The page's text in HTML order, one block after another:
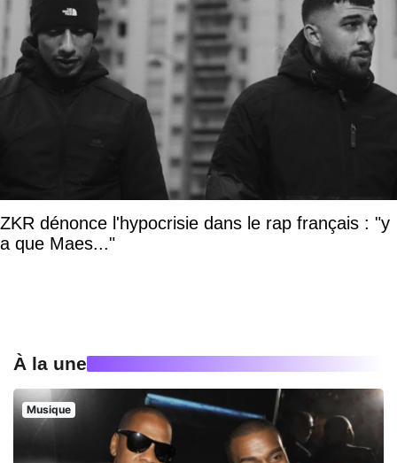
ZKR dénonce l'hypocrisie dans le rap français : "y
a que Maes..."
À la une
Musique